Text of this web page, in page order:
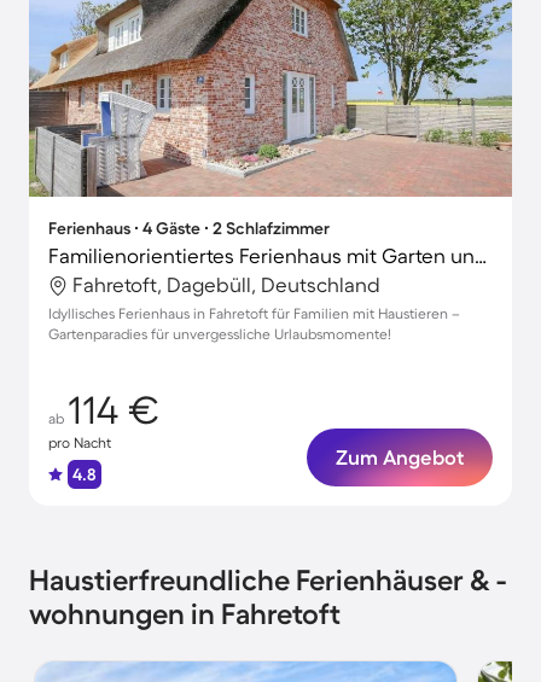
Ferienhaus ∙ 4 Gäste ∙ 2 Schlafzimmer
Familienorientiertes Ferienhaus mit Garten und Terrasse | Haustierfreundlich
Fahretoft, Dagebüll, Deutschland
Idyllisches Ferienhaus in Fahretoft für Familien mit Haustieren –
Gartenparadies für unvergessliche Urlaubsmomente!
ab 114 €
pro Nacht
4.8
Zum Angebot
Haustierfreundliche Ferienhäuser & -
wohnungen in Fahretoft